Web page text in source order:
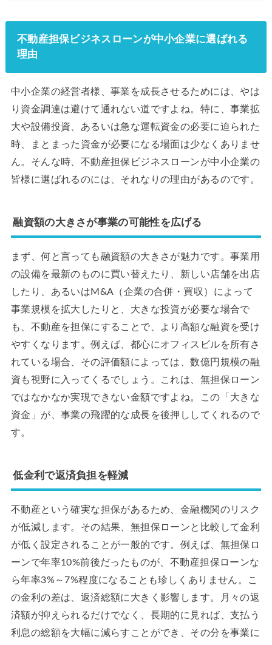
不動産担保ビジネスローンが中小企業に選ばれる
理由
中小企業の経営者様、事業を成長させるためには、やは
り資金調達は避けて通れない道ですよね。特に、事業拡
大や設備投資、あるいは急な運転資金の必要に迫られた
時、まとまった資金が必要になる場面は少なくありませ
ん。そんな時、不動産担保ビジネスローンが中小企業の
皆様に選ばれるのには、それなりの理由があるのです。
融資額の大きさが事業の可能性を広げる
まず、何と言っても融資額の大きさが魅力です。事業用
の設備を最新のものに買い替えたり、新しい店舗を出店
したり、あるいはM&A（企業の合併・買収）によって
事業規模を拡大したりと、大きな投資が必要な場合で
も、不動産を担保にすることで、より高額な融資を受け
やすくなります。例えば、都心にオフィスビルを所有さ
れている場合、その評価額によっては、数億円規模の融
資も視野に入ってくるでしょう。これは、無担保ローン
ではなかなか実現できない金額ですよね。この「大きな
資金」が、事業の飛躍的な成長を後押ししてくれるので
す。
低金利で返済負担を軽減
不動産という確実な担保があるため、金融機関のリスク
が低減します。その結果、無担保ローンと比較して金利
が低く設定されることが一般的です。例えば、無担保ロ
ーンで年率10%前後だったものが、不動産担保ローンな
ら年率3%～7%程度になることも珍しくありません。こ
の金利の差は、返済総額に大きく影響します。月々の返
済額が抑えられるだけでなく、長期的に見れば、支払う
利息の総額を大幅に減らすことができ、その分を事業に